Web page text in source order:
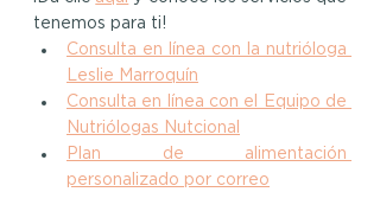
tenemos para ti!
Consulta en línea con la nutrióloga
Leslie Marroquín
Consulta en línea con el Equipo de
Nutriólogas Nutcional
Plan de alimentación
personalizado por correo